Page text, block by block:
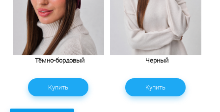
Тёмно-бордовый
Купить
Черный
Купить